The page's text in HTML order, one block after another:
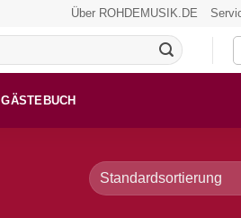
Über ROHDEMUSIK.DE
GÄSTEBUCH